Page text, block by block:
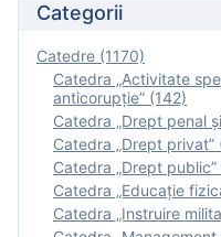
Categorii
Catedre (1170)
Catedra „Activitate
anticorupție” (142)
Catedra „Drept penal
Catedra „Drept privat”
Catedra „Drept public”
Catedra „Educație
Catedra „Instruire